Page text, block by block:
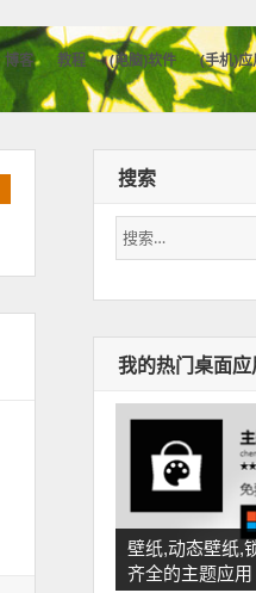
博客 教程 (电脑)软件 (手机)应
搜索
搜
索：
我的热门桌面应
壁纸,动态壁纸,
齐全的主题应用